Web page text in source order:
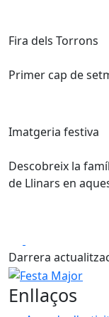
Fira dels Torrons
Primer cap de
Imatgeria festiva
Descobreix la
de Llinars en
Darrera
Festa Major
Enllaços